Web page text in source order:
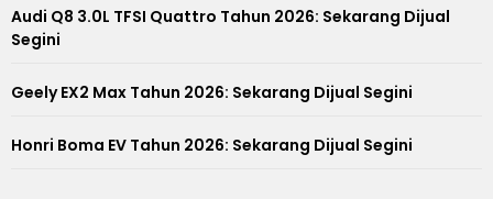
Audi Q8 3.0L TFSI Quattro Tahun 2026: Sekarang Dijual
Segini
Geely EX2 Max Tahun 2026: Sekarang Dijual Segini
Honri Boma EV Tahun 2026: Sekarang Dijual Segini